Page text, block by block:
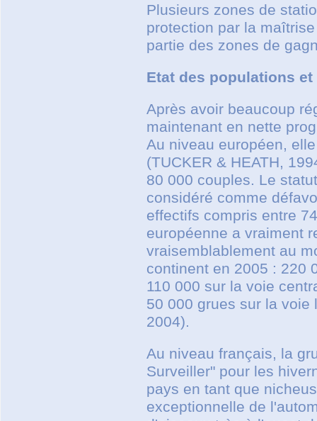
Plusieurs zones de
protection par la
partie des zones de
Etat des populations
Après avoir beaucoup
maintenant en nette
Au niveau européen,
(TUCKER & HEATH,
80 000 couples. Le
considéré comme
effectifs compris entre
européenne a vraiment
vraisemblablement au
continent en 2005 : 220
110 000 sur la voie
50 000 grues sur la voie
2004).
Au niveau français, la
Surveiller" pour les
pays en tant que
exceptionnelle de